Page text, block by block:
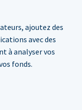
ajoutez des
avec des
à analyser vos
fonds.